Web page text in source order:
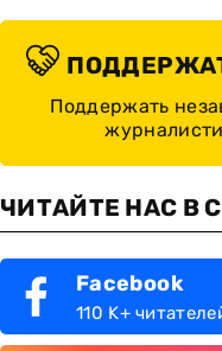
Поддержать
ЧИТАЙТЕ НАС В
Facebook
110 K+